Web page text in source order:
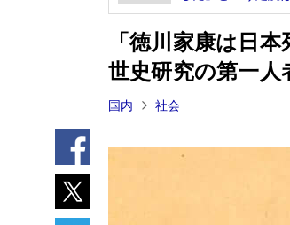
「徳川家康は日
世史研究の第一人
国内 社会